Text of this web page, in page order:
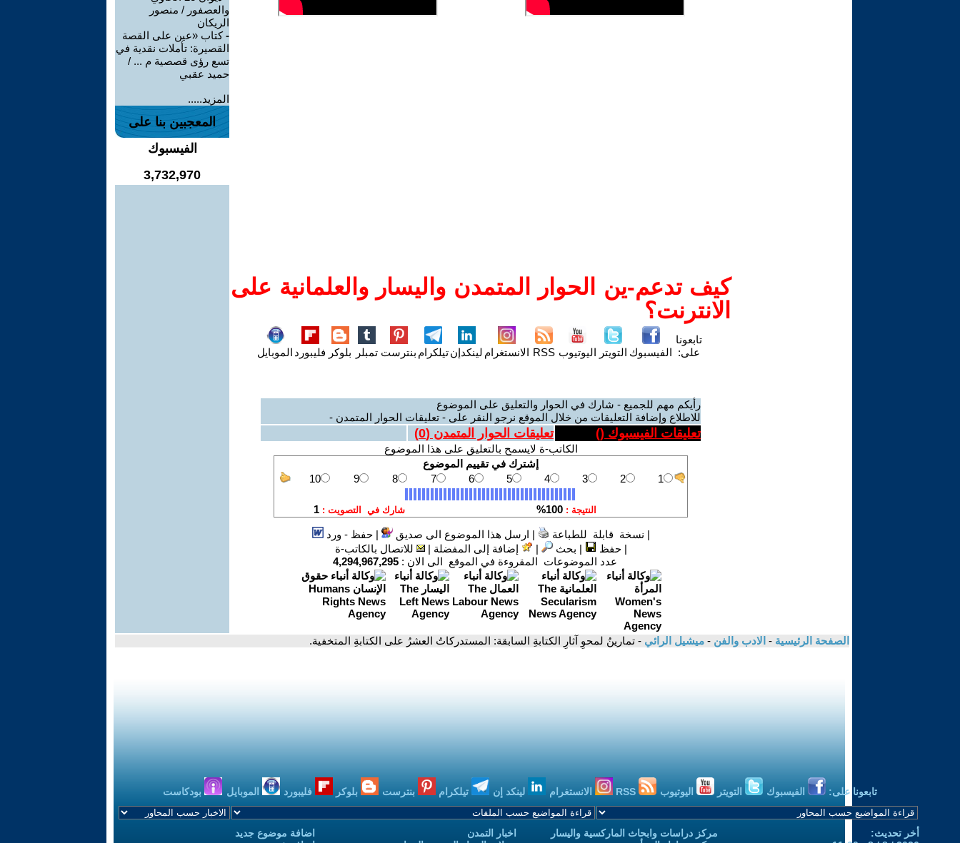
كيف تدعم-ين الحوار المتمدن واليسار والعلمانية على
الانترنت؟
تابعونا
على: الفيسبوك التويتر اليوتيوب RSS الانستغرام لينكدإنتيلكرام بنترست تمبلر بلوكر فليبورد الموبايل
رأيكم مهم للجميع - شارك في الحوار والتعليق على الموضوع
للاطلاع وإضافة التعليقات من خلال الموقع نرجو النقر على - تعليقات الحوار المتمدن -
تعليقات الفيسبوك () تعليقات الحوار المتمدن (0
)
الكاتب-ة لايسمح بالتعليق على هذا الموضوع
| نسخة قابلة للطباعة | ارسل هذا الموضوع الى صديق |حفظ - ورد
|حفظ | بحث | إضافة إلى المفضلة |
للاتصال بالكاتب-ة
عدد الموضوعات المقروءة في الموقع الى الان : 4,294,967,295
والعصفور / منصور
الريكان
-كتاب «عين على القصة
القصيرة: تأملات نقدية في
تسع رؤى قصصية م ... /
حميد عقبي
المزيد.....
المعجبين بنا على
الفيسبوك
3,732,970
الصفحة الرئيسية - الادب والفن - ميشيل الرائي - تمارينُ لمحوِ آثارِ الكتابةِ السابقة: المستدركاتُ العشرُ على الكتابةِ المتخفية.
تابعونا على: الفيسبوك التويتر اليوتيوب الانستغرام لينكد إن تيلكرام بنترست بلوكر فليبورد الموبايل بودكاست
أخر تحديث:
مركز دراسات وابحاث الماركسية واليسار
اخبار التمدن
اضافة موضوع جديد